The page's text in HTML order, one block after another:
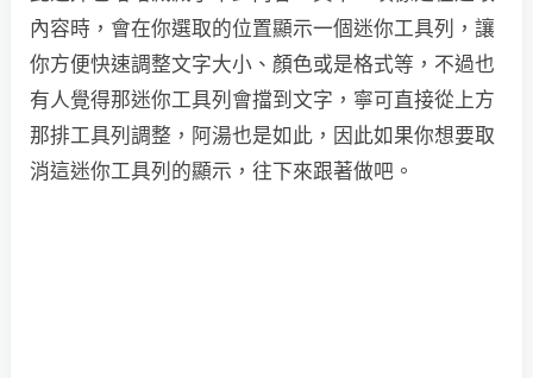
內容時，會在你選取的位置顯示一個迷你工具列，讓
你方便快速調整文字大小、顏色或是格式等，不過也
有人覺得那迷你工具列會擋到文字，寧可直接從上方
那排工具列調整，阿湯也是如此，因此如果你想要取
消這迷你工具列的顯示，往下來跟著做吧。